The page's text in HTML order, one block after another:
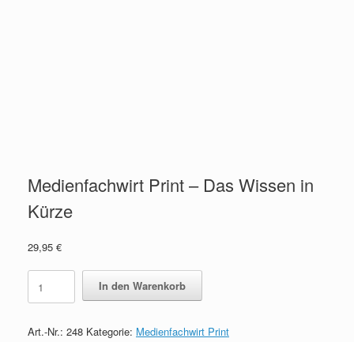
Medienfachwirt Print – Das Wissen in
Kürze
29,95 €
Medienfachwirt
Print
-
Wissen
In den Warenkorb
Art.-Nr.: 248 Kategorie: Medienfachwirt Print